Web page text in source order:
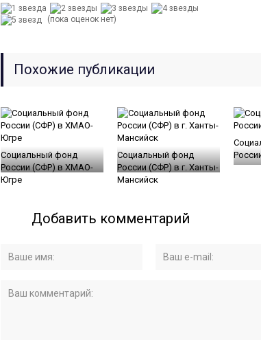
(пока оценок нет)
Похожие публикации
Социальный фонд
России (СФР) в ХМАО-
Югре
Социальный фонд
России (СФР) в г. Ханты-
Мансийск
Добавить комментарий